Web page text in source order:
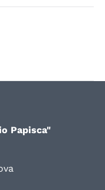
Papisca"